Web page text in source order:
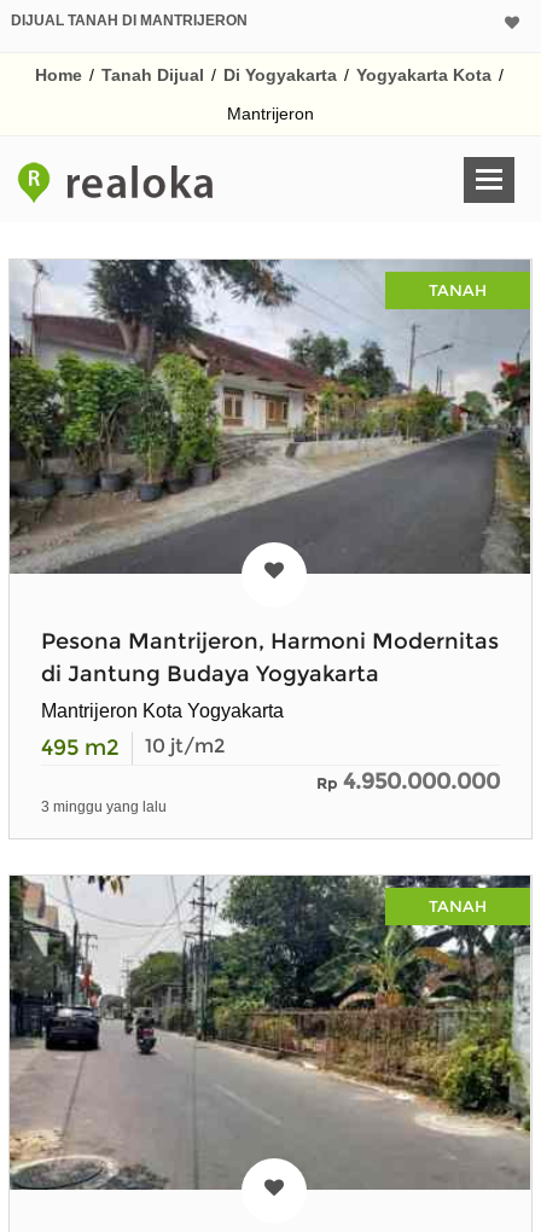
DIJUAL TANAH DI MANTRIJERON
Home / Tanah Dijual / Di Yogyakarta / Yogyakarta Kota /
Mantrijeron
TANAH
Pesona Mantrijeron, Harmoni Modernitas
di Jantung Budaya Yogyakarta
Mantrijeron Kota Yogyakarta
495 m2 10 jt/m2
Rp 4.950.000.000
3 minggu yang lalu
TANAH